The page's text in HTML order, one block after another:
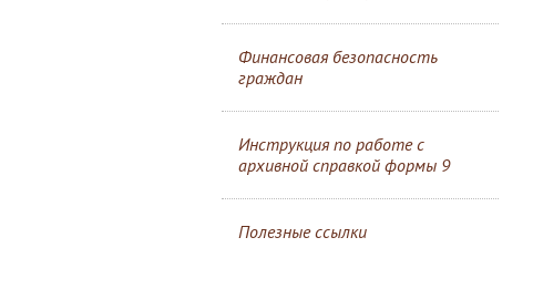
Финансовая безопасность
граждан
Инструкция по работе с
архивной справкой формы 9
Полезные ссылки